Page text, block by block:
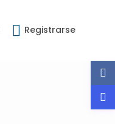
Registrarse